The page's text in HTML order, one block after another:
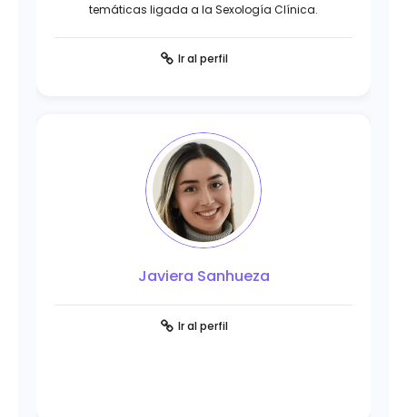
temáticas ligada a la Sexología Clínica.
Ir al perfil
Javiera Sanhueza
Ir al perfil